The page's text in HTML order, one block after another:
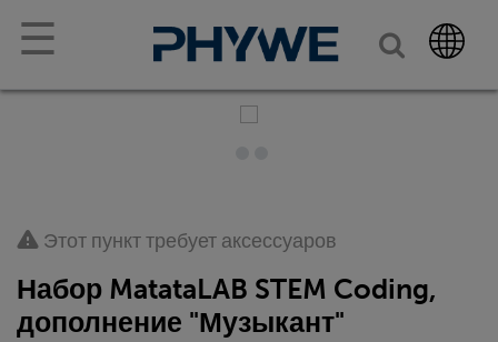
☰
Этот пункт требует аксессуаров
Набор MatataLAB STEM Coding,
дополнение "Музыкант"